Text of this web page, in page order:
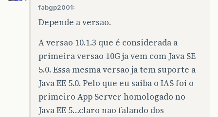
fabgp2001:
Depende a versao.
A versao 10.1.3 que é considerada a
primeira versao 10G ja vem com Java SE
5.0. Essa mesma versao ja tem suporte a
Java EE 5.0. Pelo que eu saiba o IAS foi o
primeiro App Server homologado no
Java EE 5…claro nao falando dos